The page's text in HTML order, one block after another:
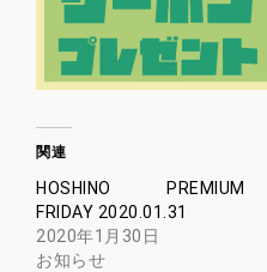
関連
HOSHINO PREMIUM
FRIDAY 2020.01.31
2020年1月30日
お知らせ